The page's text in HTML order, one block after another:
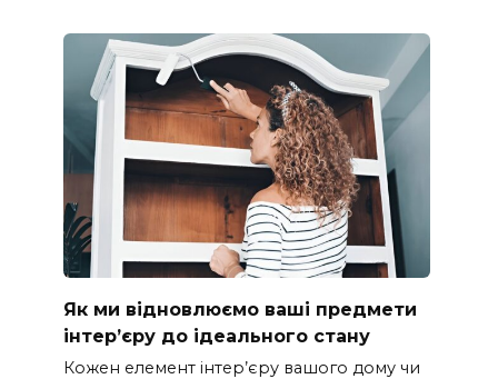
Як ми відновлюємо ваші предмети
інтер’єру до ідеального стану
Кожен елемент інтер’єру вашого дому чи